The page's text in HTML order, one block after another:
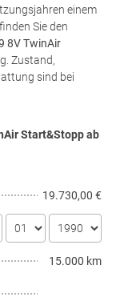
einem
Sie den
8V TwinAir
Zustand,
sind bei
Start&Stopp ab
19.730,00 €
15.000 km